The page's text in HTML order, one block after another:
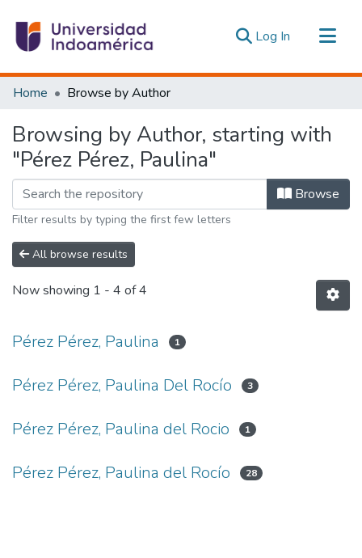
Log In (current)
Communities & Collections
Estadísticas Externas
Home Browse by Author
Browsing by Author, starting with
"Pérez Pérez, Paulina"
Browse
Filter results by typing the first few letters
All browse results
Now showing 1 - 4 of 4
Pérez Pérez, Paulina 1
Pérez Pérez, Paulina Del Rocío 3
Pérez Pérez, Paulina del Rocio 1
Pérez Pérez, Paulina del Rocío 28